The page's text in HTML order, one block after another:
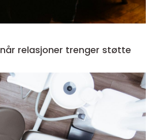
Familieterapi når relasjoner trenger støtte